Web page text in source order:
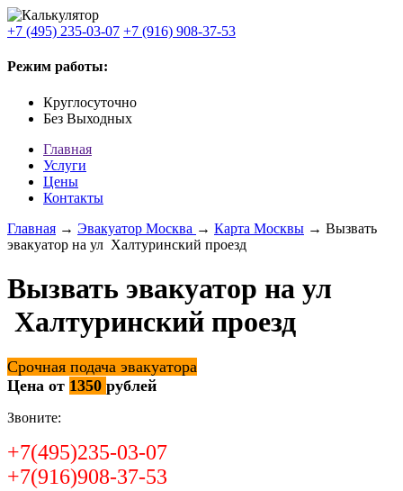
+7 (495) 235-03-07 +7 (916) 908-37-53
Режим работы:
Круглосуточно
Без Выходных
Главная
Услуги
Цены
Контакты
Главная → Эвакуатор Москва → Карта Москвы → Вызвать
эвакуатор на ул Халтуринский проезд
Вызвать эвакуатор на ул
Халтуринский проезд
Срочная подача эвакуатора
Цена от 1350 рублей
Звоните:
+7(495)235-03-07
+7(916)908-37-53